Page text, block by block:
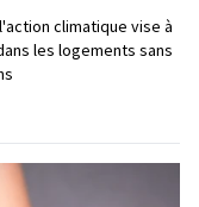
climatique vise à
les logements sans